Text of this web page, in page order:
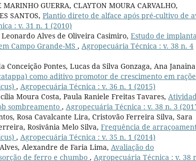
GUERRA, CLAYTON MOURA CARVALHO,
SANTOS, Plantio direto de alface após pré-cultivo de
: v. 31 n. 1 (2010)
Alves de Oliveira Casimiro, Estudo de
Campo Grande-MS , Agropecuária Técnica : v. 38 n. 4
Pontes, Lucas da Silva Gonzaga, Ana
como aditivo promotor de crescimento em
, Agropecuária Técnica : v. 36 n. 1 (2015)
Moura Costa, Paula Raniele Freitas Tavares,
sombreamento , Agropecuária Técnica : v. 38 n. 3
Rosa Cavalcante Lira, Cristovão Ferreira Silva, Sara
Rosivânia Melo Silva, Frequência de
, Agropecuária Técnica : v. 35 n. 1 (2014)
Alexandre de Faria Lima, Avaliação do
de ferro e chumbo , Agropecuária Técnica : v. 38